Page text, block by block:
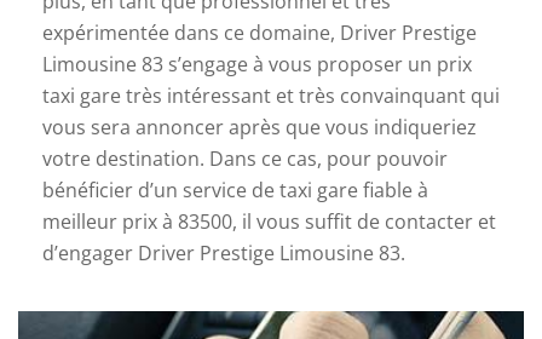
expérimentée dans ce domaine, Driver Prestige
Limousine 83 s’engage à vous proposer un prix
taxi gare très intéressant et très convainquant qui
vous sera annoncer après que vous indiqueriez
votre destination. Dans ce cas, pour pouvoir
bénéficier d’un service de taxi gare fiable à
meilleur prix à 83500, il vous suffit de contacter et
d’engager Driver Prestige Limousine 83.